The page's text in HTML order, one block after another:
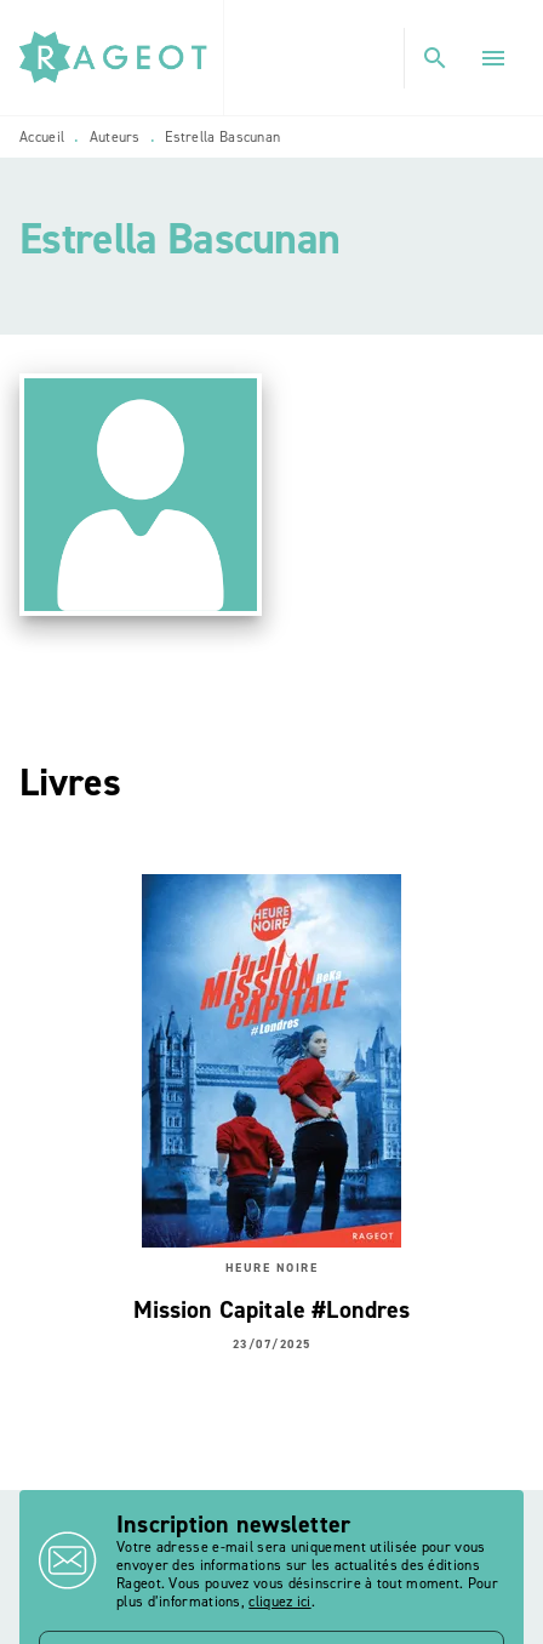
MENU RECHERCHE
PIED DE PAGE
search menu
Accueil • Auteurs • Estrella Bascunan
Estrella Bascunan
Livres
HEURE NOIRE
Mission Capitale #Londres
23/07/2025
Inscription newsletter
Votre adresse e-mail sera uniquement utilisée pour vous
envoyer des informations sur les actualités des éditions
Rageot. Vous pouvez vous désinscrire à tout moment. Pour
plus d’informations,cliquez ici.